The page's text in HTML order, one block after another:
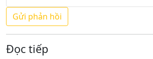
Đọc tiếp